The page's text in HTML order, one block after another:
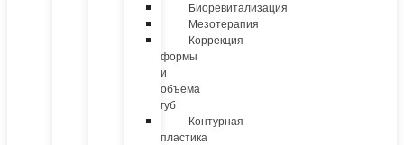
Биоревитализация
Мезотерапия
Коррекция
формы
и
объема
губ
Контурная
пластика